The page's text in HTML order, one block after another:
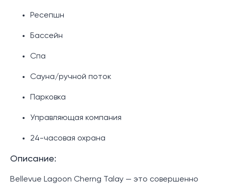
Ресепшн
Бассейн
Спа
Сауна/ручной поток
Парковка
Управляющая компания
24-часовая охрана
Описание:
Bellevue Lagoon Cherng Talay — это совершенно